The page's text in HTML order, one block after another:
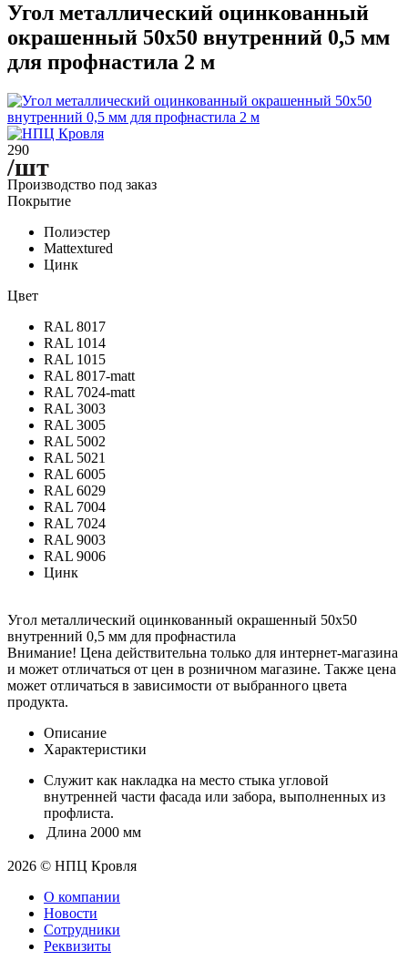
Угол металлический оцинкованный
окрашенный 50х50 внутренний 0,5 мм
для профнастила 2 м
290
/шт
Производство под заказ
Покрытие
Полиэстер
Mattextured
Цинк
Цвет
RAL 8017
RAL 1014
RAL 1015
RAL 8017-matt
RAL 7024-matt
RAL 3003
RAL 3005
RAL 5002
RAL 5021
RAL 6005
RAL 6029
RAL 7004
RAL 7024
RAL 9003
RAL 9006
Цинк
Угол металлический оцинкованный окрашенный 50х50
внутренний 0,5 мм для профнастила
Внимание! Цена действительна только для интернет-магазина
и может отличаться от цен в розничном магазине. Также цена
может отличаться в зависимости от выбранного цвета
продукта.
Описание
Характеристики
Служит как накладка на место стыка угловой
внутренней части фасада или забора, выполненных из
профлиста.
Длина 2000 мм
2026 © НПЦ Кровля
О компании
Новости
Сотрудники
Реквизиты